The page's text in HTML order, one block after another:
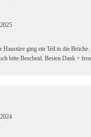
Haustüre ging ein Teil in die
bitte Bescheid. Besten Dank +